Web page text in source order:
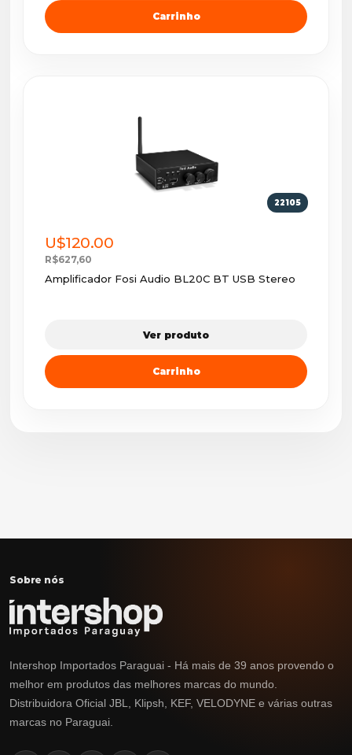
Carrinho
22105
U$120.00
R$627,60
Amplificador Fosi Audio BL20C BT USB Stereo
Ver produto
Carrinho
Sobre nós
Intershop Importados Paraguai - Há mais de 39 anos provendo o
melhor em produtos das melhores marcas do mundo.
Distribuidora Oficial JBL, Klipsh, KEF, VELODYNE e várias outras
marcas no Paraguai.